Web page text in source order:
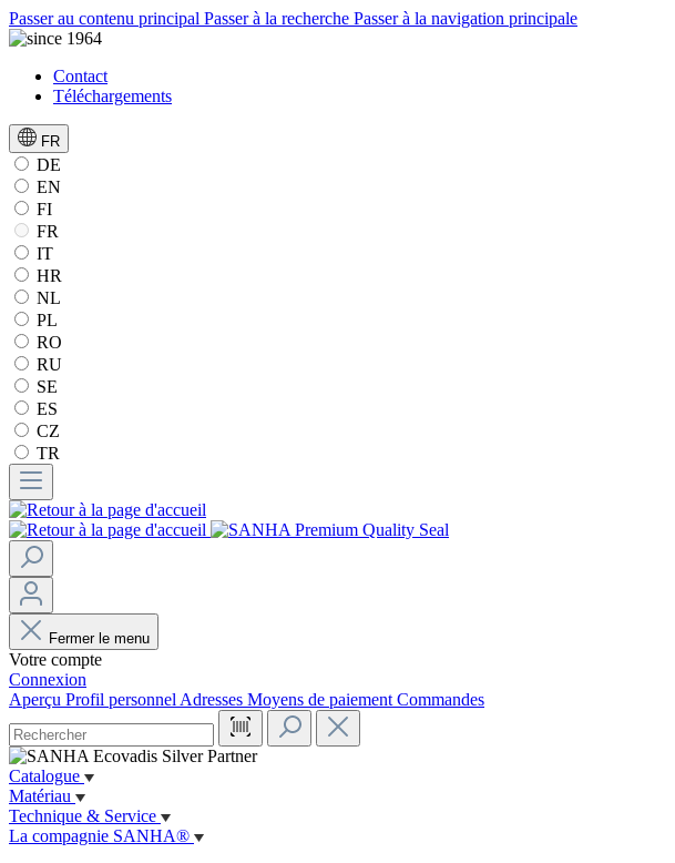
Passer au contenu principal Passer à la recherche Passer à la navigation principale
Contact
Téléchargements
FR
DE
EN
FI
FR
IT
HR
NL
PL
RO
RU
SE
ES
CZ
TR
Fermer le menu
Votre compte
Connexion
Aperçu Profil personnel Adresses Moyens de paiement Commandes
Catalogue
Matériau
Technique & Service
La compagnie SANHA®